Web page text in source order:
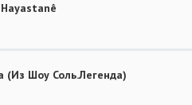
Шоу Соль.Легенда)